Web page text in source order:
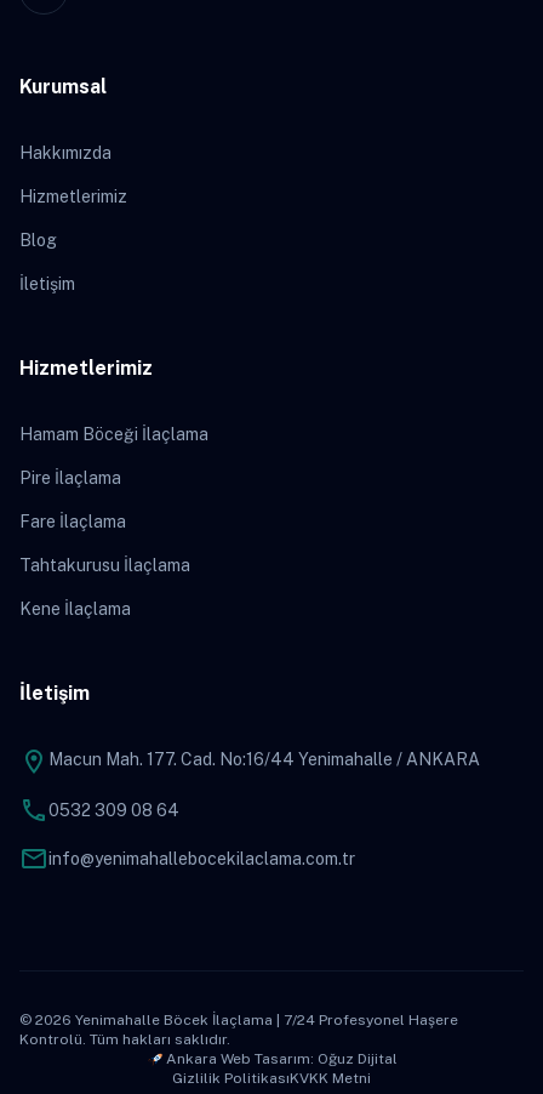
Kurumsal
Hakkımızda
Hizmetlerimiz
Blog
İletişim
Hizmetlerimiz
Hamam Böceği İlaçlama
Pire İlaçlama
Fare İlaçlama
Tahtakurusu İlaçlama
Kene İlaçlama
İletişim
location_on Macun Mah. 177. Cad. No:16/44 Yenimahalle / ANKARA
phone0532 309 08 64
mailinfo@yenimahallebocekilaclama.com.tr
© 2026 Yenimahalle Böcek İlaçlama | 7/24 Profesyonel Haşere
Kontrolü. Tüm hakları saklıdır.
Ankara Web Tasarım: Oğuz Dijital
Gizlilik PolitikasıKVKK Metni